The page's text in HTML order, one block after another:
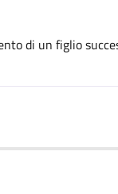
di un figlio